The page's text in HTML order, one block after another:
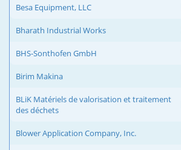
Besa Equipment, LLC
Bharath Industrial Works
BHS-Sonthofen GmbH
Birim Makina
BLiK Matériels de valorisation et traitement
des déchets
Blower Application Company, Inc.